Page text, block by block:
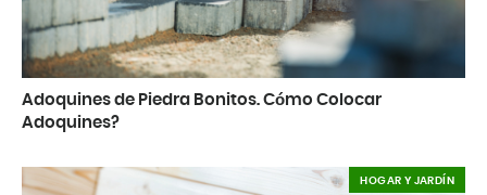
Adoquines de Piedra Bonitos. Cómo Colocar
Adoquines?
HOGAR Y JARDÍN